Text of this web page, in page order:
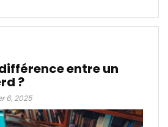
entre un
?
6, 2025